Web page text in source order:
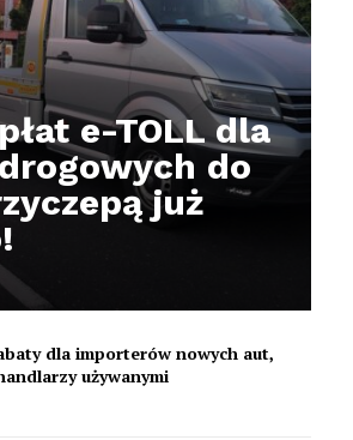
e-TOLL dla
do
już
dla importerów nowych aut,
używanymi